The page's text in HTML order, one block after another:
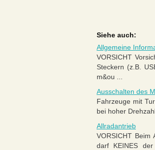
Siehe auch:
Allgemeine
VORSICHT
Steckern (z.B.
m&ou ...
Ausschalten des
Fahrzeuge mit
bei hoher
Allradantrieb
VORSICHT Beim
darf KEINES